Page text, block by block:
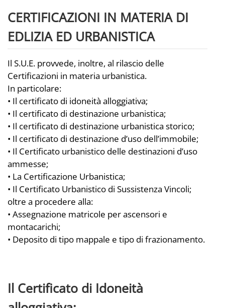
CERTIFICAZIONI IN MATERIA DI
EDLIZIA ED URBANISTICA
Il S.U.E. provvede, inoltre, al rilascio delle
Certificazioni in materia urbanistica.
In particolare:
• Il certificato di idoneità alloggiativa;
• Il certificato di destinazione urbanistica;
• Il certificato di destinazione urbanistica storico;
• Il certificato di destinazione d’uso dell’immobile;
• Il Certificato urbanistico delle destinazioni d’uso
ammesse;
• La Certificazione Urbanistica;
• Il Certificato Urbanistico di Sussistenza Vincoli;
oltre a procedere alla:
• Assegnazione matricole per ascensori e
montacarichi;
• Deposito di tipo mappale e tipo di frazionamento.
Il Certificato di Idoneità